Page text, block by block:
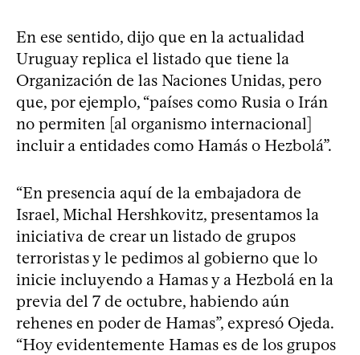
En ese sentido, dijo que en la actualidad
Uruguay replica el listado que tiene la
Organización de las Naciones Unidas, pero
que, por ejemplo, “países como Rusia o Irán
no permiten [al organismo internacional]
incluir a entidades como Hamás o Hezbolá”.
“En presencia aquí de la embajadora de
Israel, Michal Hershkovitz, presentamos la
iniciativa de crear un listado de grupos
terroristas y le pedimos al gobierno que lo
inicie incluyendo a Hamas y a Hezbolá en la
previa del 7 de octubre, habiendo aún
rehenes en poder de Hamas”, expresó Ojeda.
“Hoy evidentemente Hamas es de los grupos